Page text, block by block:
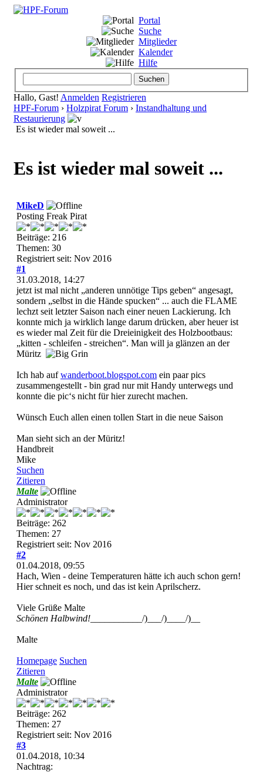
Portal
Suche
Mitglieder
Kalender
Hilfe
Hallo, Gast! Anmelden Registrieren
HPF-Forum › Holzpirat Forum › Instandhaltung und
Restaurierung
Es ist wieder mal soweit ...
Es ist wieder mal soweit ...
MikeD
Posting Freak Pirat
Beiträge: 216
Themen: 30
Registriert seit: Nov 2016
#1
31.03.2018, 14:27
jetzt ist mal nicht „anderen unnötige Tips geben“ angesagt,
sondern „selbst in die Hände spucken“ ... auch die FLAME
lechzt seit letzter Saison nach einer neuen Lackierung. Ich
konnte mich ja wirklich lange darum drücken, aber heuer ist
es wieder mal Zeit für die Dreieinigkeit des Holzbootbaus:
„kitten - schleifen - streichen“. Man will ja glänzen an der
Müritz
Ich hab aufwanderboot.blogspot.com ein paar pics
zusammengestellt - bin grad nur mit Handy unterwegs und
konnte die pic‘s nicht für hier zurecht machen.
Wünsch Euch allen einen tollen Start in die neue Saison
Man sieht sich an der Müritz!
Handbreit
Mike
Suchen
Zitieren
Malte
Administrator
Beiträge: 262
Themen: 27
Registriert seit: Nov 2016
#2
01.04.2018, 09:55
Hach, Wien - deine Temperaturen hätte ich auch schon gern!
Hier schneit es noch, und das ist kein Aprilscherz.
Viele Grüße Malte
Schönen Halbwind! ___________/)___/)____/)__
Malte
Homepage Suchen
Zitieren
Malte
Administrator
Beiträge: 262
Themen: 27
Registriert seit: Nov 2016
#3
01.04.2018, 10:34
Nachtrag: